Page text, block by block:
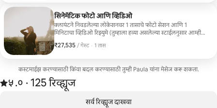
जेणेकरून तुम्ही प्रत्येक भावना कायमची पुन्हा अनुभवू शकाल. रोमँटिक,
सिनेमॅटिक आणि खूप वैयक्तिक पॅरिस अनुभव शोधत असलेल्या
जोडप्यांसाठी परफेक्ट.
सिनेमॅटिक फोटो आणि व्हिडिओ
क्लायंटने निवडलेल्या लोकेशनवर 1 तासाचे फोटो सेशन आणि 1
मिनिटाचा व्हिडिओ रिझ्युमे (तुम्हाला हव्या असलेल्या स्टाईलनुसार आम्ही
खाजगी ऑनलाइन गॅलरीद्वारे डिलिव्हर केलेले किमान 50 संपादित उच्च-
₹27,535 / गेस्ट
₹27,535 प्रति गेस्ट
, · 1 तास
कस्टमाईझ करण्यासाठी किंवा बदल करण्यासाठी तुम्ही Paula यांना मेसेज करू शकता.
125 रिव्ह्यूजमधून 5 पैकी ५.० स्टार्स रेटिंग आहे
५.०
,
· 125 रिव्ह्यूज
सर्व रिव्ह्यूज दाखवा